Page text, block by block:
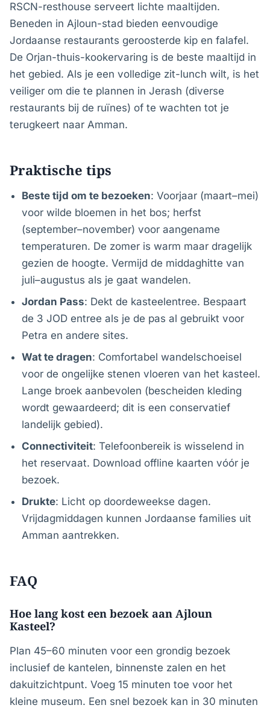
RSCN-resthouse serveert lichte maaltijden.
Beneden in Ajloun-stad bieden eenvoudige
Jordaanse restaurants geroosterde kip en falafel.
De Orjan-thuis-kookervaring is de beste maaltijd in
het gebied. Als je een volledige zit-lunch wilt, is het
veiliger om die te plannen in Jerash (diverse
restaurants bij de ruïnes) of te wachten tot je
terugkeert naar Amman.
Praktische tips
Beste tijd om te bezoeken: Voorjaar (maart–mei)
voor wilde bloemen in het bos; herfst
(september–november) voor aangename
temperaturen. De zomer is warm maar dragelijk
gezien de hoogte. Vermijd de middaghitte van
juli–augustus als je gaat wandelen.
Jordan Pass: Dekt de kasteelentree. Bespaart
de 3 JOD entree als je de pas al gebruikt voor
Petra en andere sites.
Wat te dragen: Comfortabel wandelschoeisel
voor de ongelijke stenen vloeren van het kasteel.
Lange broek aanbevolen (bescheiden kleding
wordt gewaardeerd; dit is een conservatief
landelijk gebied).
Connectiviteit: Telefoonbereik is wisselend in
het reservaat. Download offline kaarten vóór je
bezoek.
Drukte: Licht op doordeweekse dagen.
Vrijdagmiddagen kunnen Jordaanse families uit
Amman aantrekken.
FAQ
Hoe lang kost een bezoek aan Ajloun
Kasteel?
Plan 45–60 minuten voor een grondig bezoek
inclusief de kantelen, binnenste zalen en het
dakuitzichtpunt. Voeg 15 minuten toe voor het
kleine museum. Een snel bezoek kan in 30 minuten